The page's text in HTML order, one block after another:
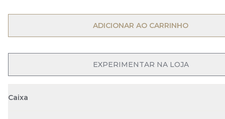
OPEN MENU
ADICIONAR AO CARRINHO
EXPERIMENTAR NA LOJA
Caixa